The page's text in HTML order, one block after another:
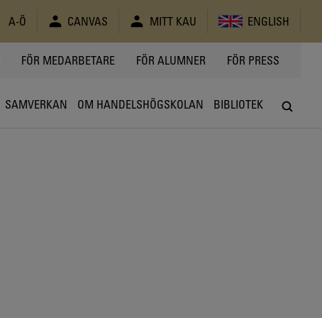
A-Ö CANVAS MITT KAU ENGLISH
FÖR MEDARBETARE FÖR ALUMNER FÖR PRESS
SAMVERKAN OM HANDELSHÖGSKOLAN BIBLIOTEK